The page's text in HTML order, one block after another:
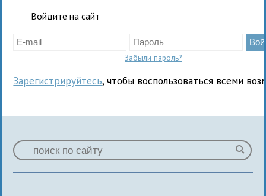
Войдите на сайт
Забыли пароль?
Зарегистрируйтесь, чтобы воспользоваться всеми